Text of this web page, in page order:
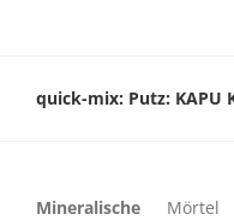
quick-mix: Putz: KAPU
Mineralische
Mörtel